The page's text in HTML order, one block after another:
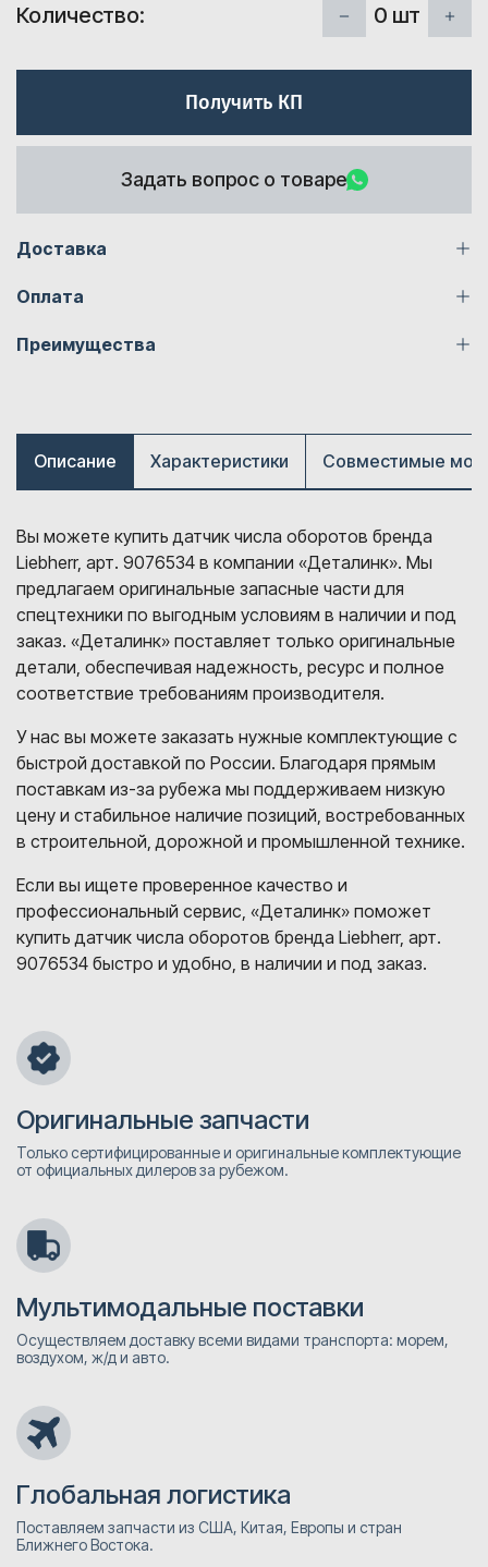
Количество: 0 шт
Получить КП
Задать вопрос о товаре
Доставка
Оплата
Преимущества
Описание Характеристики Совместимые
Вы можете купить датчик числа оборотов бренда
Liebherr, арт. 9076534 в компании «Деталинк». Мы
предлагаем оригинальные запасные части для
спецтехники по выгодным условиям в наличии и под
заказ. «Деталинк» поставляет только оригинальные
детали, обеспечивая надежность, ресурс и полное
соответствие требованиям производителя.
У нас вы можете заказать нужные комплектующие с
быстрой доставкой по России. Благодаря прямым
поставкам из-за рубежа мы поддерживаем низкую
цену и стабильное наличие позиций, востребованных
в строительной, дорожной и промышленной технике.
Если вы ищете проверенное качество и
профессиональный сервис, «Деталинк» поможет
купить датчик числа оборотов бренда Liebherr, арт.
9076534 быстро и удобно, в наличии и под заказ.
Оригинальные запчасти
Только сертифицированные и оригинальные комплектующие
от официальных дилеров за рубежом.
Мультимодальные поставки
Осуществляем доставку всеми видами транспорта: морем,
воздухом, ж/д и авто.
Глобальная логистика
Поставляем запчасти из США, Китая, Европы и стран
Ближнего Востока.